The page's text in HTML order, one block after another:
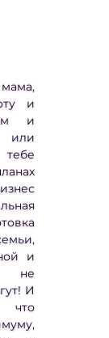
и
и
или
и
не
И
что